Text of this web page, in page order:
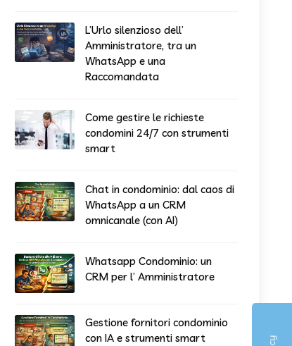
L’Urlo silenzioso dell’
Amministratore, tra un
WhatsApp e una
Raccomandata
Come gestire le richieste
condomini 24/7 con strumenti
smart
Chat in condominio: dal caos di
WhatsApp a un CRM
omnicanale (con AI)
Whatsapp Condominio: un
CRM per l’ Amministratore
Gestione fornitori condominio
con IA e strumenti smart